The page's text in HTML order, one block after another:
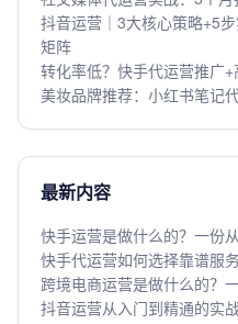
抖音运营｜3大核心策略+5
矩阵
转化率低？快手代运营推广
美妆品牌推荐：小红书笔记
最新内容
快手运营是做什么的？一份
快手代运营如何选择靠谱服
跨境电商运营是做什么的？
抖音运营从入门到精通的实